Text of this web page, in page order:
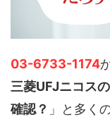
03-6733-1174
三菱UFJニコス
確認？ 」と多く